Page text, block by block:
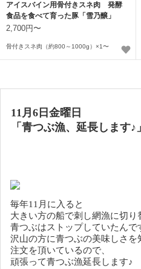
アイスバイン用骨付きスネ肉 発酵
食品を食べて育った豚「雪乃醸」
2,700円〜
骨付きスネ肉（約800～1000g）×1〜
11月6日金曜日
「青つぶ漁、延長します♪」
毎年11月に入ると
大きい方の船で刺し網漁に切り
青つぶはストップしていたんで
沢山の方に青つぶの美味しさを
注文を頂いているので、
頑張って青つぶ漁延長します♪